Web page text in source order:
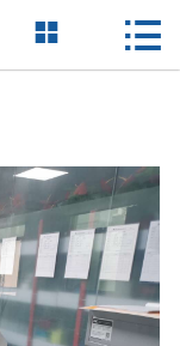
Home
 